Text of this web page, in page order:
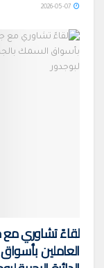
لقاءً تشاوري
العاملين بأسواق